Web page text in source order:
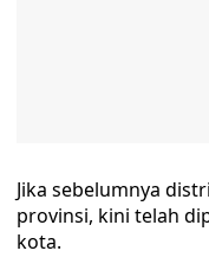
Jika sebelumnya
provinsi, kini telah
kota.